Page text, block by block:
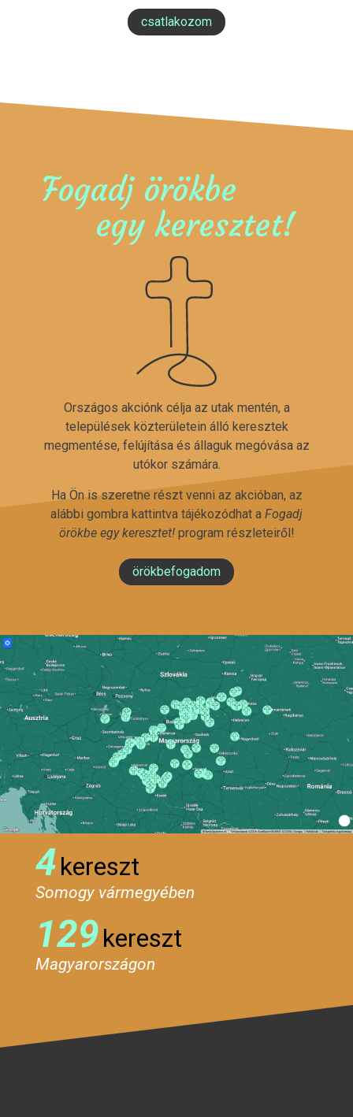
csatlakozom
Fogadj örökbe
egy keresztet!
Országos akciónk célja az utak mentén, a
települések közterületein álló keresztek
megmentése, felújítása és állaguk megóvása az
utókor számára.
Ha Ön is szeretne részt venni az akcióban, az
alábbi gombra kattintva tájékozódhat a Fogadj
örökbe egy keresztet!program részleteiről!
örökbefogadom
4kereszt
Somogy vármegyében
129kereszt
Magyarországon